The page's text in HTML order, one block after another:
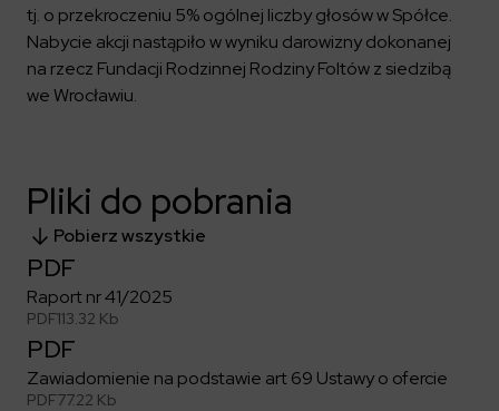
Compliance
Zasilanie i systemy trakcyjne
Platforma Zarządzania Bezpieczeństwem
Aquila
Ład korporacyjny
Materiały dla inwestorów
ELEKTROTIM na GPW
Poznaj nas bliżej
Oferty pracy
Poradnik rekrutacyjny
Poznaj możliwości współpracy z nami
Program Partnerski
ESG
Społeczeństwo
Ład korporacyjny
Sygnaliści
Zintegrowany System Zarządzania
Media
Czytaj więcej
ELEKTROTIM w mediach
Materiały prasowe
Kontakt dla mediów
Kontakt
tj. o przekroczeniu 5% ogólnej liczby głosów w Spółce.
Nabycie akcji nastąpiło w wyniku darowizny dokonanej
na rzecz Fundacji Rodzinnej Rodziny Foltów z siedzibą
we Wrocławiu.
Pliki do pobrania
Pobierz wszystkie
PDF
Raport nr 41/2025
PDF113.32 Kb
PDF
Zawiadomienie na podstawie art 69 Ustawy o ofercie
PDF77.22 Kb